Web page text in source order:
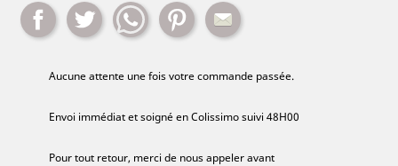
Partager Tweet WhatsappPinterest
Aucune attente une fois votre commande passée.
Envoi immédiat et soigné en Colissimo suivi 48H00
Pour tout retour, merci de nous appeler avant